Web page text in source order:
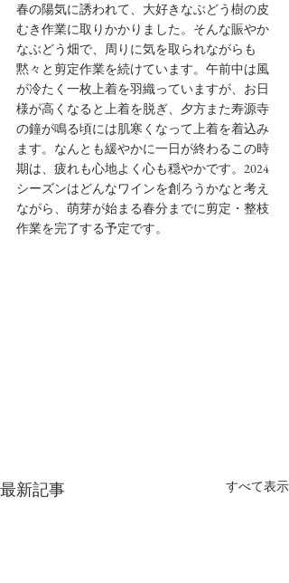
春の陽気に誘われて、大好きなぶどう樹の皮
むき作業に取りかかりました。そんな賑やか
なぶどう畑で、周りに気を取られながらも
黙々と剪定作業を続けています。午前中は風
が冷たく一枚上着を羽織っていますが、お日
様が高くなると上着を脱ぎ、夕方また寿源寺
の鐘が鳴る頃には肌寒くなって上着を着込み
ます。なんとも緩やかに一日が終わるこの時
期は、疲れも心地よく心も穏やかです。2024
シーズンはどんなワインを創ろうかなと考え
ながら、萌芽が始まる春分までに剪定・整枝
作業を完了する予定です。
最新記事 すべて表示